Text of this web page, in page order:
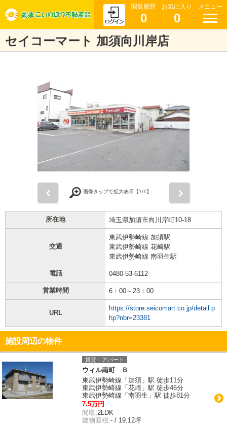
閲覧履歴
0
お気に入り
0
メニュー
セイコーマート 加須向川岸店
画像タップで拡大表示【1/1】
所在地 埼玉県加須市向川岸町10-18
交通
東武伊勢崎線 加須駅
東武伊勢崎線 花崎駅
東武伊勢崎線 南羽生駅
電話 0480-53-6112
営業時間 6：00～23：00
URL
https://store.seicomart.co.jp/detail.p
hp?nbr=23381
施設周辺の物件
賃貸｜アパート
ウィル南町 Ｂ
東武伊勢崎線「加須」駅 徒歩11分
東武伊勢崎線「花崎」駅 徒歩46分
東武伊勢崎線「南羽生」駅 徒歩81分
7.5万円
間取:2LDK
建物面積:- / 19.12坪